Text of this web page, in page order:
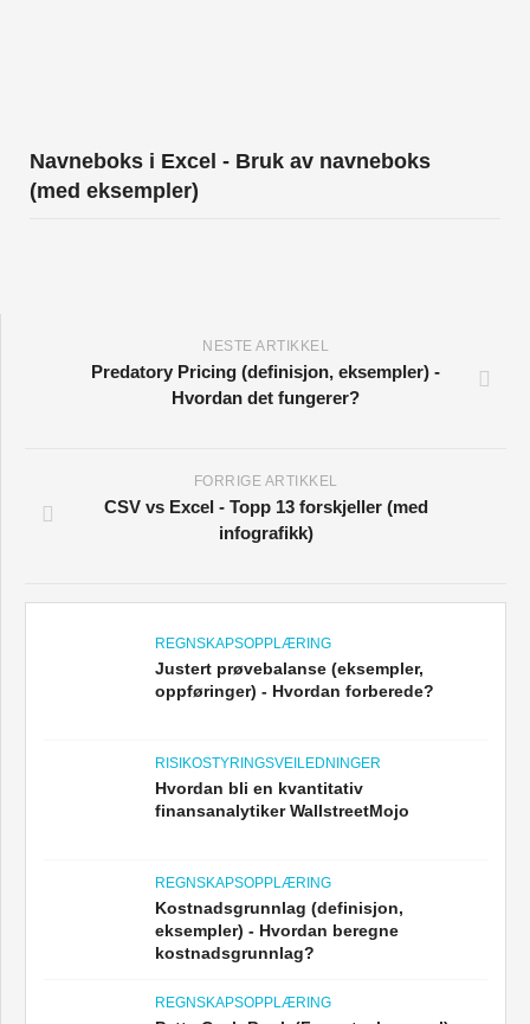
Navneboks i Excel - Bruk av navneboks
(med eksempler)
NESTE ARTIKKEL
Predatory Pricing (definisjon, eksempler) -
Hvordan det fungerer?
FORRIGE ARTIKKEL
CSV vs Excel - Topp 13 forskjeller (med
infografikk)
REGNSKAPSOPPLÆRING
Justert prøvebalanse (eksempler,
oppføringer) - Hvordan forberede?
RISIKOSTYRINGSVEILEDNINGER
Hvordan bli en kvantitativ
finansanalytiker WallstreetMojo
REGNSKAPSOPPLÆRING
Kostnadsgrunnlag (definisjon,
eksempler) - Hvordan beregne
kostnadsgrunnlag?
REGNSKAPSOPPLÆRING